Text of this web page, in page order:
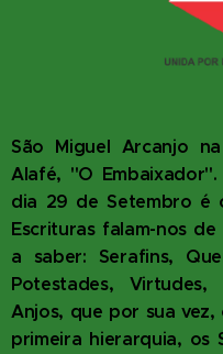
São Miguel Arcanjo
Alafé, "O
dia 29 de Setembro é
Escrituras falam-nos
a saber: Serafins,
Potestades,
Anjos, que por sua
primeira hierarquia, os